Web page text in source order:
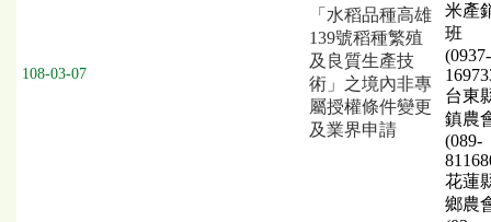
108-03-07
「水稻品種高雄
139號稻種繁殖
及良質生產技
術」之境內非專
屬授權條件變更
及業界申請
米產
班
(0937-
台東
鎮農
(089-
花蓮
鄉農